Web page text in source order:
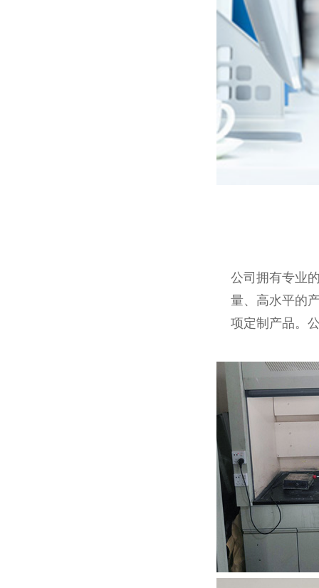
公司拥有专业
量、高水平的
项定制产品。